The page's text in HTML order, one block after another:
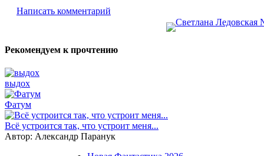
Написать комментарий
Рекомендуем к прочтению
выдох
Фатум
Всё устроится так, что устроит меня...
Автор: Александр Паранук